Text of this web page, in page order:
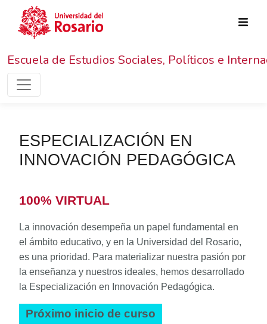
Pasar al contenido principal
Escuela de Estudios Sociales, Políticos e
ESPECIALIZACIÓN EN
INNOVACIÓN PEDAGÓGICA
100% VIRTUAL
La innovación desempeña un papel fundamental en
el ámbito educativo, y en la Universidad del Rosario,
es una prioridad. Para materializar nuestra pasión por
la enseñanza y nuestros ideales, hemos desarrollado
la Especialización en Innovación Pedagógica.
Próximo inicio de curso